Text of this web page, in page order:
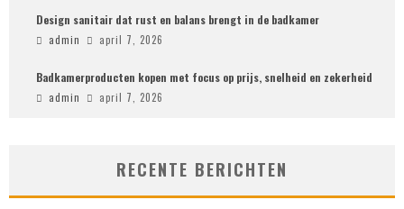
Design sanitair dat rust en balans brengt in de badkamer
admin april 7, 2026
Badkamerproducten kopen met focus op prijs, snelheid en zekerheid
admin april 7, 2026
RECENTE BERICHTEN